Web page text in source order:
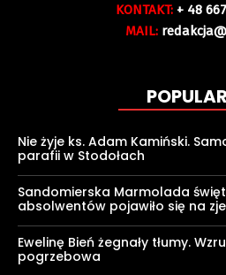
KONTAKT: + 48
MAIL:
Nie żyje ks. Adam Kamiński.
parafii w Stodołach
Sandomierska Marmolada
absolwentów pojawiło się na
Ewelinę Bień żegnały tłumy.
pogrzebowa